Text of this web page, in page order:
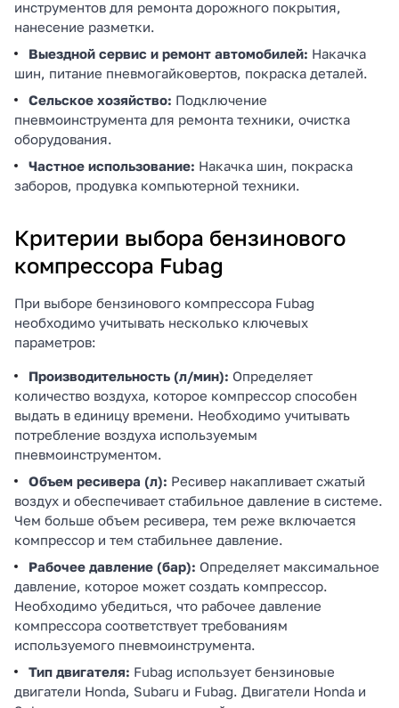
инструментов для ремонта дорожного покрытия,
нанесение разметки.
Выездной сервис и ремонт автомобилей: Накачка
шин, питание пневмогайковертов, покраска деталей.
Сельское хозяйство: Подключение
пневмоинструмента для ремонта техники, очистка
оборудования.
Частное использование: Накачка шин, покраска
заборов, продувка компьютерной техники.
Критерии выбора бензинового
компрессора Fubag
При выборе бензинового компрессора Fubag
необходимо учитывать несколько ключевых
параметров:
Производительность (л/мин): Определяет
количество воздуха, которое компрессор способен
выдать в единицу времени. Необходимо учитывать
потребление воздуха используемым
пневмоинструментом.
Объем ресивера (л): Ресивер накапливает сжатый
воздух и обеспечивает стабильное давление в системе.
Чем больше объем ресивера, тем реже включается
компрессор и тем стабильнее давление.
Рабочее давление (бар): Определяет максимальное
давление, которое может создать компрессор.
Необходимо убедиться, что рабочее давление
компрессора соответствует требованиям
используемого пневмоинструмента.
Тип двигателя: Fubag использует бензиновые
двигатели Honda, Subaru и Fubag. Двигатели Honda и